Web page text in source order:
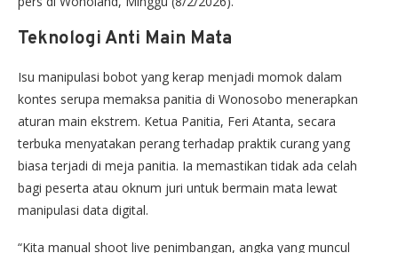
Teknologi Anti Main Mata
Isu manipulasi bobot yang kerap menjadi momok dalam
kontes serupa memaksa panitia di Wonosobo menerapkan
aturan main ekstrem. Ketua Panitia, Feri Atanta, secara
terbuka menyatakan perang terhadap praktik curang yang
biasa terjadi di meja panitia. Ia memastikan tidak ada celah
bagi peserta atau oknum juri untuk bermain mata lewat
manipulasi data digital.
“Kita manual shoot live penimbangan, angka yang muncul